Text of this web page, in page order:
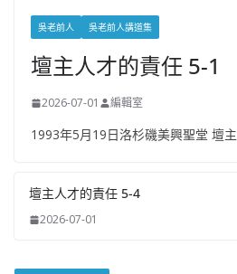
吳老前人 吳老前人講道集
壇主人才的責任 5-1
2026-07-01 編輯室
1993年5月19日洛杉磯美興聖堂 壇主
壇主人才的責任 5-4
2026-07-01